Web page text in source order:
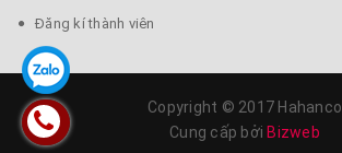
💎 HƯỚNG DẪN SỬ DỤNG:
Đăng kí thành viên
Copyright © 2017 Hahanco
Cung cấp bởi Bizweb